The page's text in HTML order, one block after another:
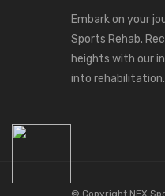
Embark on your
Sports Rehab.
heights with our
into rehabilitation.